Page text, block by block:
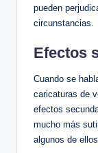
pueden
circunstancias.‍
Efectos
Cuando se
caricaturas de
⁤efectos
mucho más
algunos de